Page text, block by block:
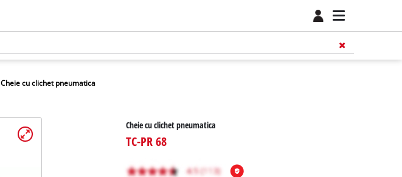
Cheie cu clichet pneumatica
Cheie cu clichet pneumatica
TC-PR 68